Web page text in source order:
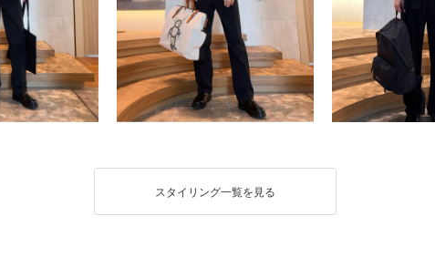
スタイリング一覧を見る